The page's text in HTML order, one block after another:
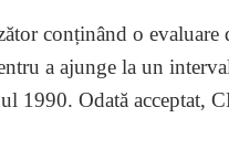
conținând o evaluare
a ajunge la un
1990. Odată acceptat,